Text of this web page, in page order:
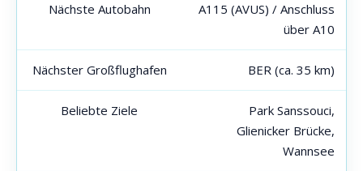
Nächste Autobahn
A115 (AVUS) / Anschluss
über A10
Nächster Großflughafen BER (ca. 35 km)
Beliebte Ziele
Park Sanssouci,
Glienicker Brücke,
Wannsee